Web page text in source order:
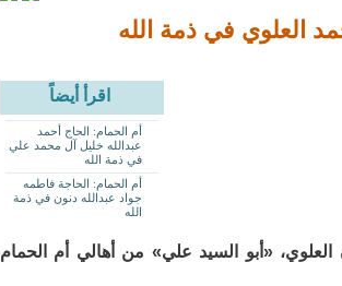
العلوي في ذمة الله
اقرأ أيضاً
أم الحمام: الحاج أحمد
عبدالله خليل آل محمد علي
في ذمة الله
أم الحمام: الحاجة فاطمه
جواد عبدالله دنون في ذمة
الله
العلوي، «أبو السيد علي» من أهالي أم الحمام